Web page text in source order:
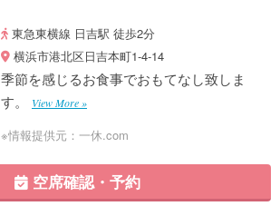
東急東横線 日吉駅 徒歩2分
横浜市港北区日吉本町1-4-14
季節を感じるお食事でおもてなし致しま
す。
View More »
※情報提供元：一休.com
空席確認・予約